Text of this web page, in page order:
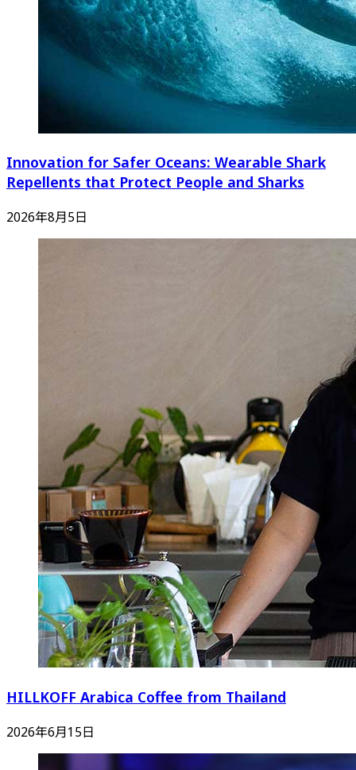
Innovation for Safer Oceans: Wearable Shark
Repellents that Protect People and Sharks
2026年8月5日
HILLKOFF Arabica Coffee from Thailand
2026年6月15日